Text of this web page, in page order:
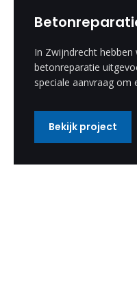
In Zwijndrecht hebben
betonreparatie
speciale aanvraag
uitgevoerd en is een
geworden.
Bekijk project